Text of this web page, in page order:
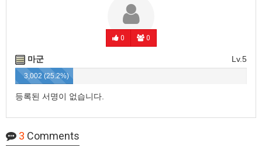
0 0
Lv.5
마군
3,002 (25.2%)
등록된 서명이 없습니다.
3 Comments